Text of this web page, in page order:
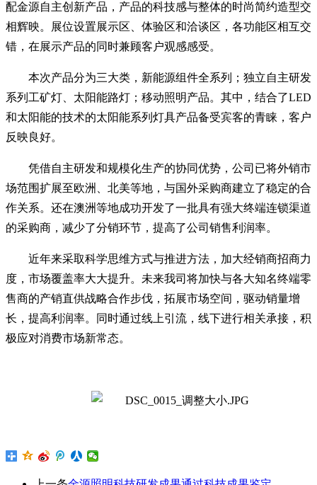
配金源自主创新产品，产品的科技感与整体的时尚简约造型交
相辉映。展位设置展示区、体验区和洽谈区，各功能区相互交
错，在展示产品的同时兼顾客户观感感受。
本次产品分为三大类，新能源组件全系列；独立自主研发
系列工矿灯、太阳能路灯；移动照明产品。其中，结合了LED
和太阳能的技术的太阳能系列灯具产品备受宾客的青睐，客户
反映良好。
凭借自主研发和规模化生产的协同优势，公司已将外销市
场范围扩展至欧洲、北美等地，与国外采购商建立了稳定的合
作关系。还在澳洲等地成功开发了一批具有强大终端连锁渠道
的采购商，减少了分销环节，提高了公司销售利润率。
近年来采取科学思维方式与推进方法，加大经销商招商力
度，市场覆盖率大大提升。未来我司将加快与各大知名终端零
售商的产销直供战略合作步伐，拓展市场空间，驱动销量增
长，提高利润率。同时通过线上引流，线下进行相关承接，积
极应对消费市场新常态。